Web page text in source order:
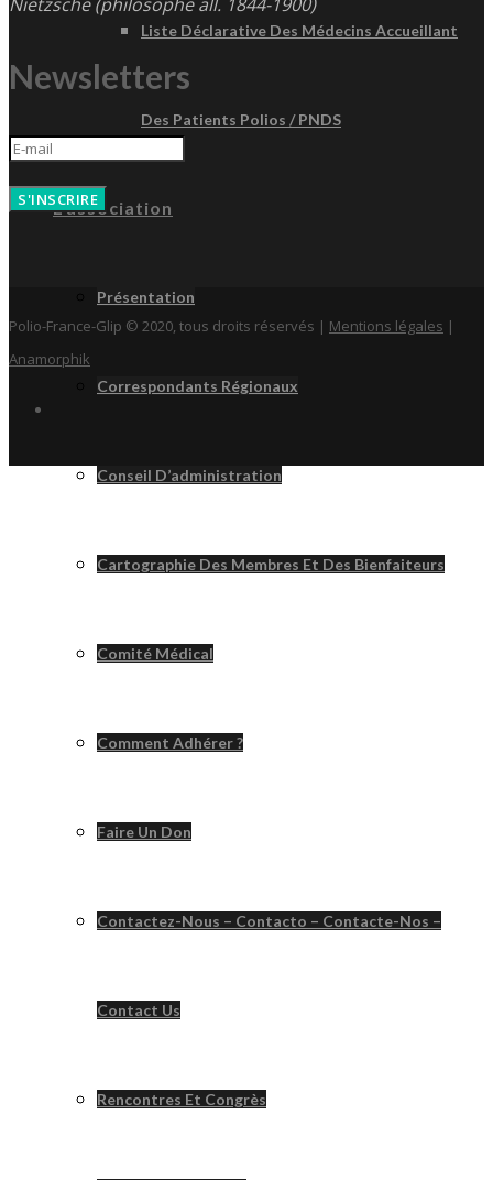
Liste Déclarative Des Médecins Accueillant
Des Patients Polios / PNDS
L’association
Présentation
Correspondants Régionaux
Conseil D’administration
Cartographie Des Membres Et Des Bienfaiteurs
Comité Médical
Comment Adhérer ?
Faire Un Don
Contactez-Nous – Contacto – Contacte-Nos –
Contact Us
Rencontres Et Congrès
Newsletters
S'INSCRIRE
Polio-France-Glip © 2020, tous droits réservés | Mentions légales |
Anamorphik